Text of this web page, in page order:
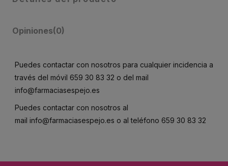
Opiniones(0)
Puedes contactar con nosotros para cualquier incidencia a
través del móvil 659 30 83 32 o del mail
info@farmaciasespejo.es
Puedes contactar con nosotros al
mail info@farmaciasespejo.es o al teléfono 659 30 83 32